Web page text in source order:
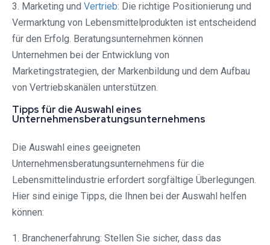
3. Marketing und Vertrieb: Die richtige Positionierung und
Vermarktung von Lebensmittelprodukten ist entscheidend
für den Erfolg. Beratungsunternehmen können
Unternehmen bei der Entwicklung von
Marketingstrategien, der Markenbildung und dem Aufbau
von Vertriebskanälen unterstützen.
Tipps für die Auswahl eines
Unternehmensberatungsunternehmens
Die Auswahl eines geeigneten
Unternehmensberatungsunternehmens für die
Lebensmittelindustrie erfordert sorgfältige Überlegungen.
Hier sind einige Tipps, die Ihnen bei der Auswahl helfen
können:
1. Branchenerfahrung: Stellen Sie sicher, dass das